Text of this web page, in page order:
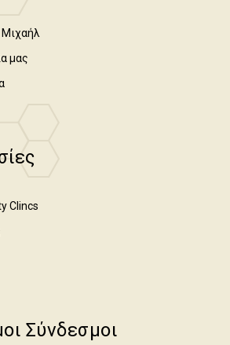
Μιχαήλ
μας
Clincs
Σύνδεσμοι